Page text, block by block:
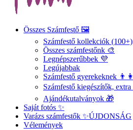
Összes Számfestő 🖼️
Számfestő kollekciók (100+)
Összes számfestőnk 🎨
Legnépszerűbbek 💜
Legújabbak
Számfestő gyerekeknek
Számfestő kiegészítők,
Ajándékutalványok 🎁
Saját fotós ✨
Varázs számfestők ✨ÚJDONSÁG
Vélemények